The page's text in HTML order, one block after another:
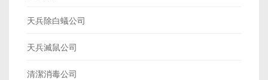
天兵除白蟻公司
天兵滅鼠公司
清潔消毒公司